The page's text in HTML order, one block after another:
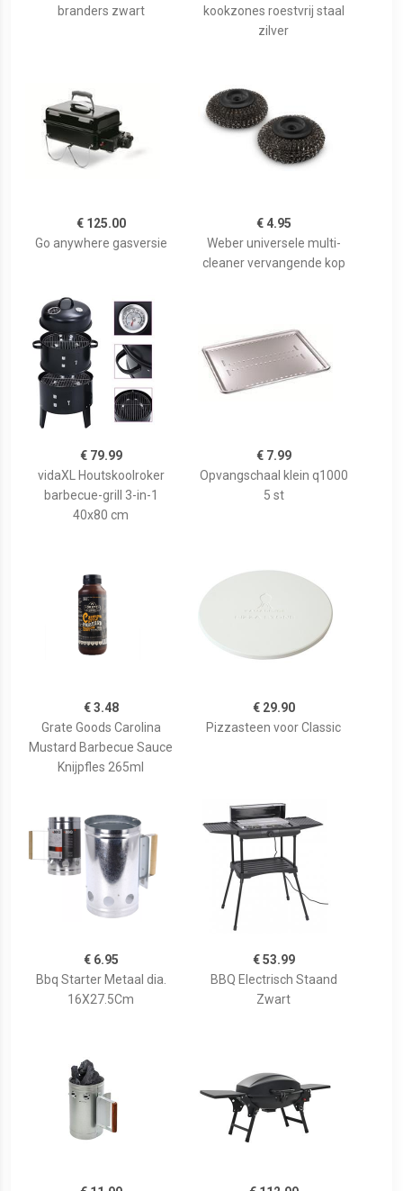
branders zwart
kookzones roestvrij staal
zilver
€ 125.00
Go anywhere gasversie
€ 4.95
Weber universele multi-
cleaner vervangende kop
€ 79.99
vidaXL Houtskoolroker
barbecue-grill 3-in-1
40x80 cm
€ 7.99
Opvangschaal klein q1000
5 st
€ 3.48
Grate Goods Carolina
Mustard Barbecue Sauce
Knijpfles 265ml
€ 29.90
Pizzasteen voor Classic
€ 6.95
Bbq Starter Metaal dia.
16X27.5Cm
€ 53.99
BBQ Electrisch Staand
Zwart